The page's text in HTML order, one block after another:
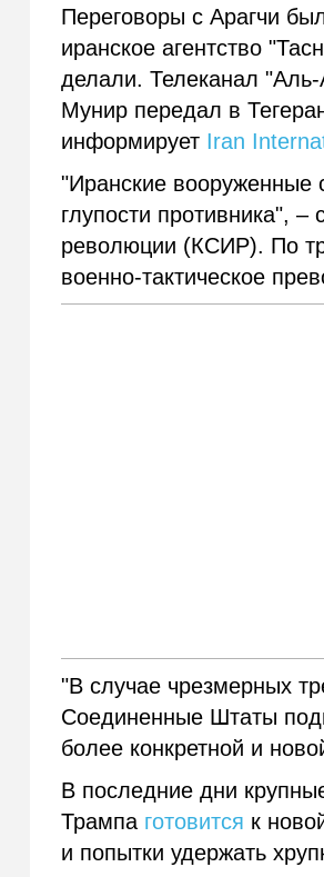
Переговоры с Арагчи
иранское агентство
делали. Телеканал
Мунир передал в
информирует Iran
"Иранские вооруженные
глупости противника",
революции (КСИР). По
военно-тактическое
"В случае чрезмерных
Соединенные Штаты
более конкретной и
В последние дни
Трампа готовится к
и попытки удержать